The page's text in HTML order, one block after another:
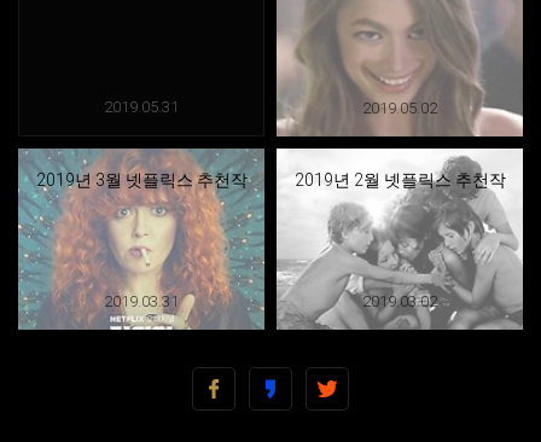
2019.05.31 2019.05.02
2019년 3월 넷플릭스 추천작
2019.03.31
2019년 2월 넷플릭스 추천작
2019.03.02